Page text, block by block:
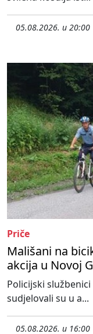
05.08.2026. u 20:00
Priče
Mališani na
akcija u Novoj
Policijski
sudjelovali su u a...
05.08.2026. u 16:00